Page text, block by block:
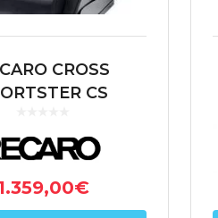
CROSS
CS
NARDO NEGRO
(PILOTO)
€